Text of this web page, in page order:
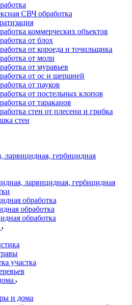
СВЧ обработка
коммерческих объектов
от блох
от короеда и точильщика
от моли
от муравьев
от ос и шершней
от пауков
от постельных клопов
от тараканов
стен от плесени и грибка
стен
ларвицидная, гербицидная
ларвицидная, гербицидная
обработка
обработка
обработка
участка
и дома